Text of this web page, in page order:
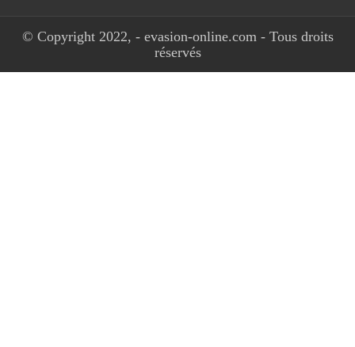
© Copyright 2022, - evasion-online.com - Tous droits
réservés